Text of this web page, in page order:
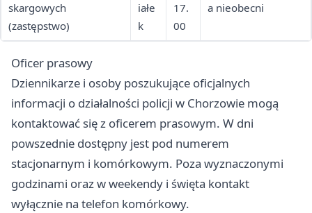
skargowych
(zastępstwo)
iałe
k
17.
00
a nieobecni
Oficer prasowy
Dziennikarze i osoby poszukujące oficjalnych
informacji o działalności policji w Chorzowie mogą
kontaktować się z oficerem prasowym. W dni
powszednie dostępny jest pod numerem
stacjonarnym i komórkowym. Poza wyznaczonymi
godzinami oraz w weekendy i święta kontakt
wyłącznie na telefon komórkowy.